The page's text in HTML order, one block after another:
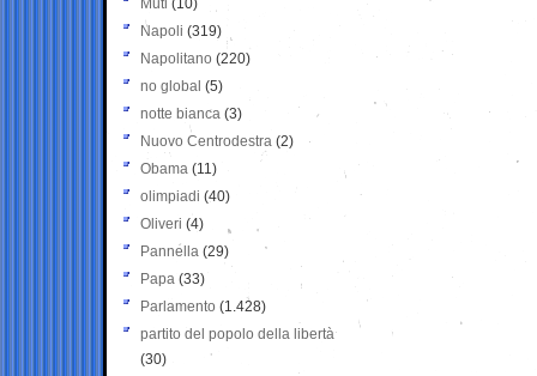
Muti (10)
Napoli (319)
Napolitano (220)
no global (5)
notte bianca (3)
Nuovo Centrodestra (2)
Obama (11)
olimpiadi (40)
Oliveri (4)
Pannella (29)
Papa (33)
Parlamento (1.428)
partito del popolo della libertà
(30)